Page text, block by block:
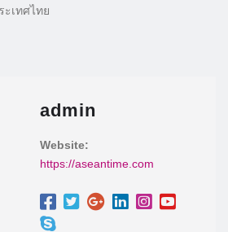
เทศไทย
admin
Website:
https://aseantime.com